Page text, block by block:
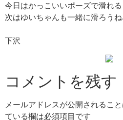
今日はかっこいいポーズで滑れる
次はゆいちゃんも一緒に滑ろう
下沢
コメントを残す
メールアドレスが公開されること
ている欄は必須項目です